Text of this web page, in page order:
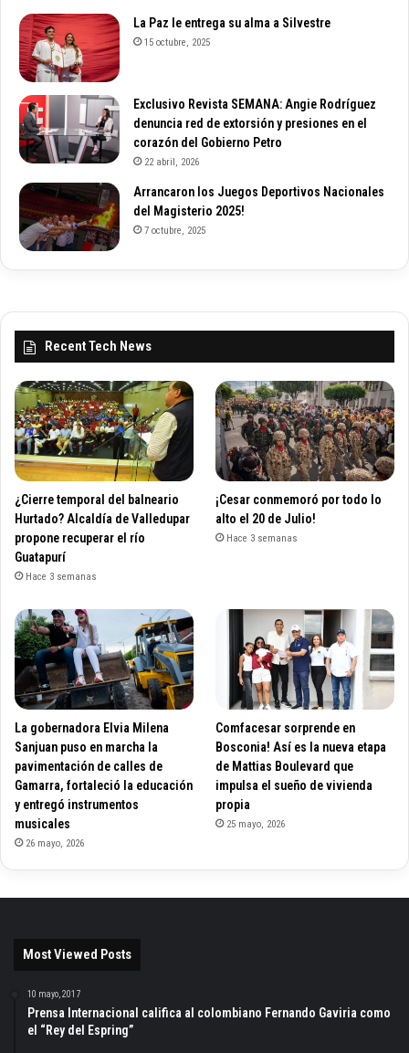
La Paz le entrega su alma a Silvestre
15 octubre, 2025
Exclusivo Revista SEMANA: Angie Rodríguez
denuncia red de extorsión y presiones en el
corazón del Gobierno Petro
22 abril, 2026
Arrancaron los Juegos Deportivos Nacionales
del Magisterio 2025!
7 octubre, 2025
Recent Tech News
¿Cierre temporal del balneario
Hurtado? Alcaldía de Valledupar
propone recuperar el río
Guatapurí
Hace 3 semanas
¡Cesar conmemoró por todo lo
alto el 20 de Julio!
Hace 3 semanas
La gobernadora Elvia Milena
Sanjuan puso en marcha la
pavimentación de calles de
Gamarra, fortaleció la educación
y entregó instrumentos
musicales
26 mayo, 2026
Comfacesar sorprende en
Bosconia! Así es la nueva etapa
de Mattias Boulevard que
impulsa el sueño de vivienda
propia
25 mayo, 2026
Most Viewed Posts
10 mayo, 2017
Prensa Internacional califica al colombiano Fernando Gaviria como
el “Rey del Espring”